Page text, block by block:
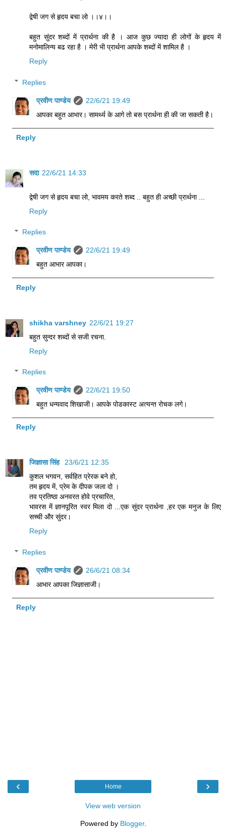
द्वेषी जग से हृदय बचा लो ।।४।।
बहुत सुंदर शब्दों में प्रार्थना की है । आज कुछ ज्यादा ही लोगों के हृदय में
मनोमालिन्य बढ रहा है । मेरी भी प्रार्थना आपके शब्दों में शामिल है ।
Reply
Replies
प्रवीण पाण्डेय
22/6/21 19:49
आपका बहुत आभार। सामर्थ्य के आगे तो बस प्रार्थना ही की जा सकती है।
Reply
सदा 22/6/21 14:33
द्वेषी जग से हृदय बचा लो, भावमय करते शब्द .. बहुत ही अच्छी प्रार्थना ...
Reply
Replies
प्रवीण पाण्डेय
22/6/21 19:49
बहुत आभार आपका।
Reply
shikha varshney 22/6/21 19:27
बहुत सुन्दर शब्दों से सजी रचना.
Reply
Replies
प्रवीण पाण्डेय
22/6/21 19:50
बहुत धन्यवाद शिखाजी। आपके पोडकास्ट अत्यन्त रोचक लगे।
Reply
जिज्ञासा सिंह 23/6/21 12:35
कुशल भगवन, सर्वहित प्रेरक बने हो,
तम हृदय में, प्रेम के दीपक जला दो ।
तव प्रतिष्ठा अनवरत होवे प्रचारित,
भावरस में ज्ञानपूरित स्वर मिला दो ...एक सुंदर प्रार्थना ,हर एक मनुज के लिए
सच्ची और सुंदर।
Reply
Replies
प्रवीण पाण्डेय
26/6/21 08:34
आभार आपका जिज्ञासाजी।
Reply
‹ ›
Home
View web version
Powered by Blogger.